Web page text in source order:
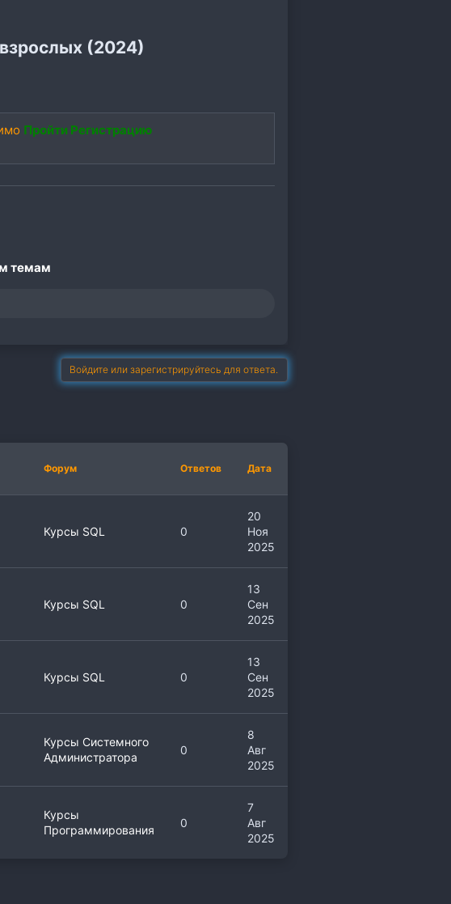
(2024)
Пройти Регистрацию
темам
Войдите или зарегистрируйтесь для ответа.
Форум Ответов Дата
Курсы SQL 0
20
Ноя
2025
Курсы SQL 0
13
Сен
2025
Курсы SQL 0
13
Сен
2025
Курсы Системного
Администратора
0
8
Авг
2025
Курсы
Программирования
0
7
Авг
2025